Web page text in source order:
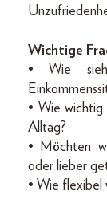
Wichtige
• Wie
• Wie wichtig
Alltag?
• Möchten
oder lieber
• Wie flexibel